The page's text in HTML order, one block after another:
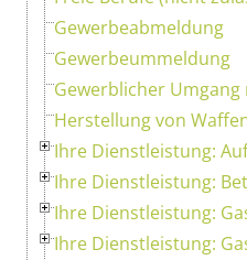
Gewerbeabmeldung
Gewerbeummeldung
Gewerblicher
Herstellung von
Ihre Dienstleistung:
Ihre Dienstleistung:
Ihre Dienstleistung:
Ihre Dienstleistung: